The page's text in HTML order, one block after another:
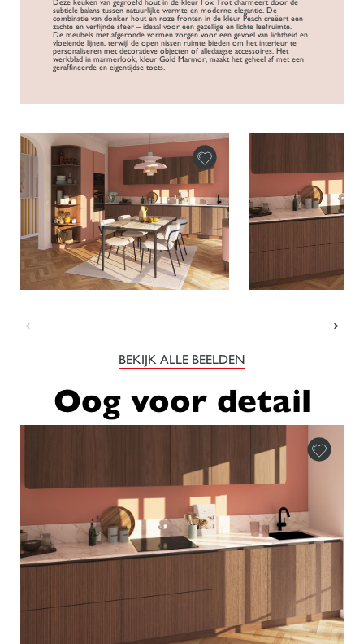
Deze keuken van gegroefd hout in de kleur Fox Trot charmeert door de
subtiele balans tussen natuurlijke warmte en moderne elegantie. De
combinatie van donker hout en roze fronten in de kleur Peach creëert een
zachte en verfijnde sfeer – ideaal voor een gezellige en lichte leefruimte.
De meubels met afgeronde vormen zorgen voor een gevoel van lichtheid en
vloeiende lijnen, terwijl de open nissen ruimte bieden om het interieur te
personaliseren met decoratieve objecten of alledaagse accessoires. Het
werkblad in marmerlook, kleur Gold Marmor, maakt het geheel af met een
geraffineerde en eigentijdse toets.
← →
BEKIJK ALLE BEELDEN
Oog voor detail